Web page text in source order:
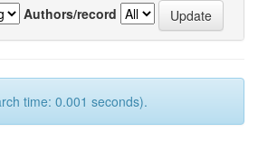
Authors/record
time: 0.001 seconds).